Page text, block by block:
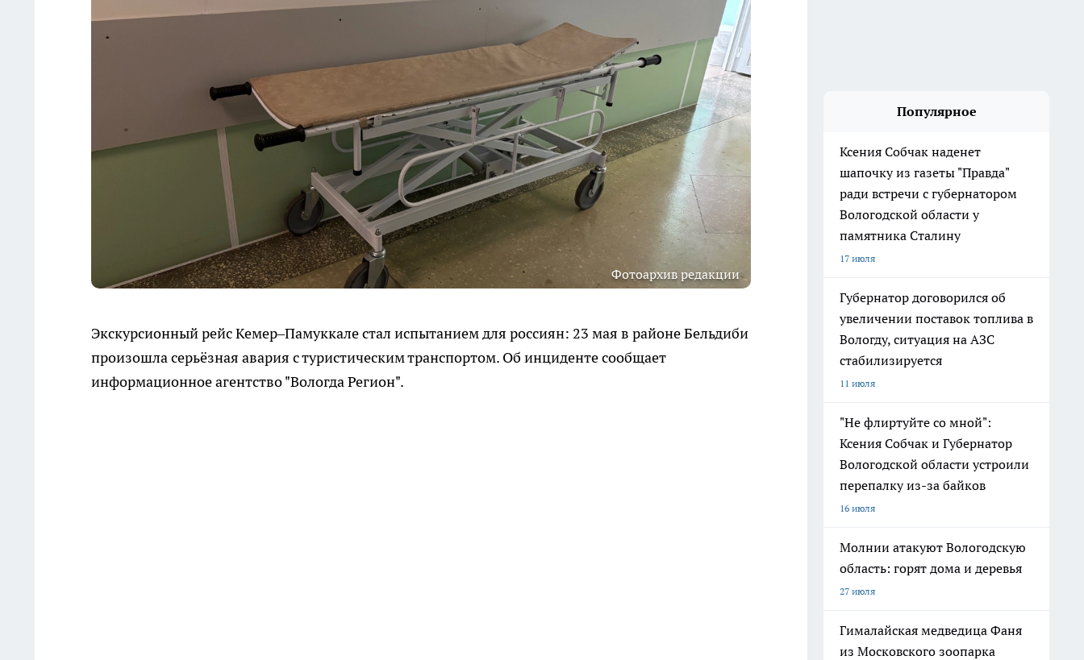
Фотоархив редакции
Экскурсионный рейс Кемер–Памуккале стал испытанием для россиян: 23 мая в районе Бельдиби
произошла серьёзная авария с туристическим транспортом. Об инциденте сообщает
информационное агентство "Вологда Регион".
Популярное
Ксения Собчак наденет
шапочку из газеты "Правда"
ради встречи с губернатором
Вологодской области у
памятника Сталину
17 июля
Губернатор договорился об
увеличении поставок топлива в
Вологду, ситуация на АЗС
стабилизируется
11 июля
"Не флиртуйте со мной":
Ксения Собчак и Губернатор
Вологодской области устроили
перепалку из-за байков
16 июля
Молнии атакуют Вологодскую
область: горят дома и деревья
27 июля
Гималайская медведица Фаня
из Московского зоопарка